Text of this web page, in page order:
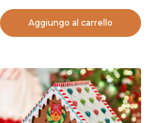
Aggiungo al carrello